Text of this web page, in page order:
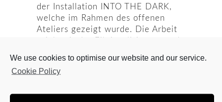
der Installation INTO THE DARK,
welche im Rahmen des offenen
Ateliers gezeigt wurde. Die Arbeit
Wald. Eine Erweiterung des
Atelierraumes in die winterlich,
We use cookies to optimise our website and our service.
Cookie Policy